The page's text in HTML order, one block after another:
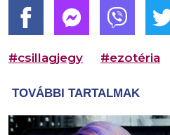
#csillagjegy #ezotéria